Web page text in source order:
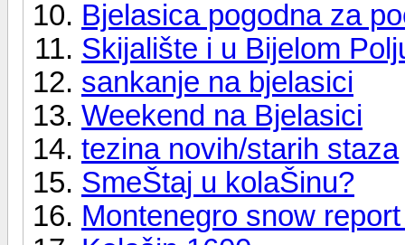
Bjelasica pogodna za
Skijalište i u Bijelom
sankanje na bjelasici
Weekend na Bjelasici
tezina novih/starih staza
SmeŠtaj u kolaŠinu?
Montenegro snow